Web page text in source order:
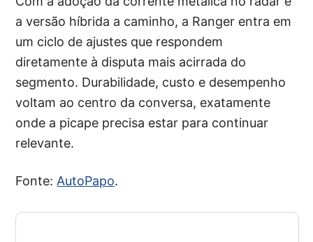
a versão híbrida a caminho, a Ranger entra em
um ciclo de ajustes que respondem
diretamente à disputa mais acirrada do
segmento. Durabilidade, custo e desempenho
voltam ao centro da conversa, exatamente
onde a picape precisa estar para continuar
relevante.
Fonte:AutoPapo.